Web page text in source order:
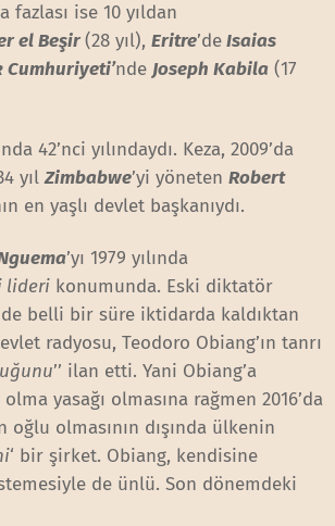
ise 10 yıldan
el Beşir(28 yıl),Eritre’deIsaias
nde Joseph Kabila (17
42’nci yılındaydı. Keza, 2009’da
yılZimbabwe’yi yönetenRobert
en yaşlı devlet başkanıydı.
’yı 1979 yılında
lideri konumunda. Eski diktatör
belli bir süre iktidarda kaldıktan
radyosu, Teodoro Obiang’ın tanrı
’’ ilan etti. Yani Obiang’a
yasağı olmasına rağmen 2016’da
oğlu olmasının dışında ülkenin
‘ bir şirket. Obiang, kendisine
de ünlü. Son dönemdeki